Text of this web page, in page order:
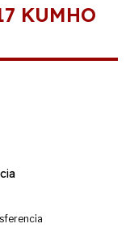
KUMHO